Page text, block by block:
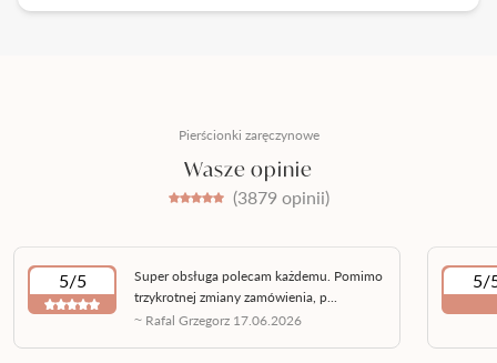
Pierścionki zaręczynowe
Wasze opinie
(3879 opinii)
5/5
Super obsługa polecam każdemu. Pomimo
trzykrotnej zmiany zamówienia, p...
~ Rafal Grzegorz 17.06.2026
5/